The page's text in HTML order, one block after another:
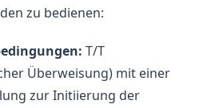
zu bedienen:
T/T
Überweisung) mit einer
zur Initiierung der